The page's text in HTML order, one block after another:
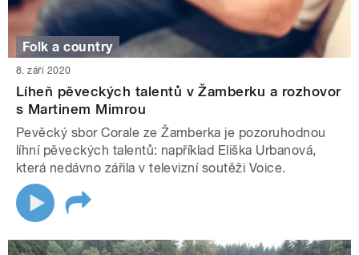
Folk a country
8. září 2020
Líheň pěveckých talentů v Žamberku a rozhovor
s Martinem Mimrou
Pevěcký sbor Corale ze Žamberka je pozoruhodnou
líhní pěveckých talentů: například Eliška Urbanová,
která nedávno zářila v televizní soutěži Voice.